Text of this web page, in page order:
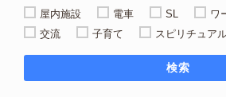
屋内施設
電車 SL
ワ
交流
子育て スピリチュア
検索